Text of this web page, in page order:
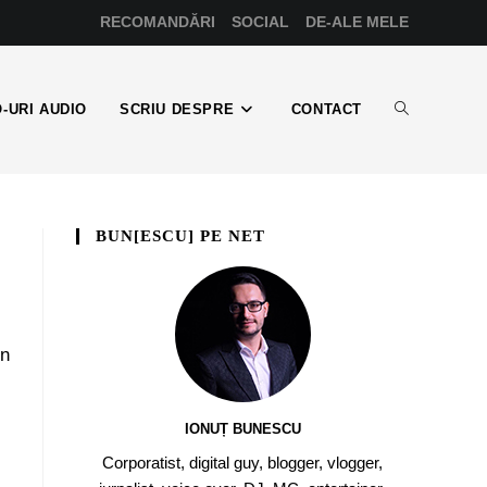
RECOMANDĂRI SOCIAL DE-ALE MELE
URI AUDIO SCRIU DESPRE CONTACT
BUN[ESCU] PE NET
IONUȚ BUNESCU
Corporatist, digital guy, blogger, vlogger,